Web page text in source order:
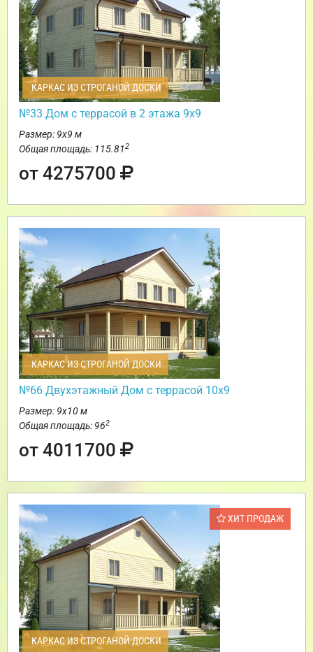
КАРКАС ИЗ СТРОГАНОЙ ДОСКИ
№33 Дом с террасой в 2 этажа 9х9
Размер: 9х9 м
Общая площадь: 115.812
от 4275700
КАРКАС ИЗ СТРОГАНОЙ ДОСКИ
№66 Двухэтажный Дом с террасой 10х9
Размер: 9х10 м
Общая площадь: 962
от 4011700
ХИТ ПРОДАЖ
КАРКАС ИЗ СТРОГАНОЙ ДОСКИ